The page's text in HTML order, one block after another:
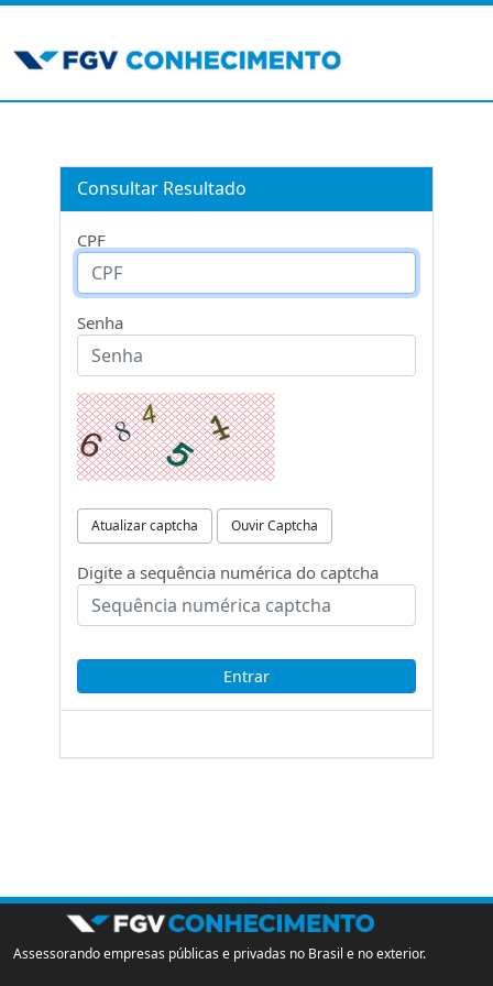
Consultar Resultado
CPF
Senha
Atualizar captcha Ouvir Captcha
Digite a sequência numérica do captcha
Assessorando empresas públicas e privadas no Brasil e no exterior.